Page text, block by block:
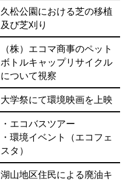
久松公園における芝の移植
及び芝刈り
（株）エコマ商事のペット
ボトルキャップリサイクル
について視察
大学祭にて環境映画を上映
・エコバスツアー
・環境イベント（エコフェ
スタ）
湖山地区住民による廃油キ